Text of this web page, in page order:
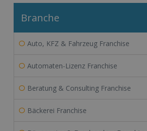
Branche
Auto, KFZ & Fahrzeug Franchise
Automaten-Lizenz Franchise
Beratung & Consulting Franchise
Bäckerei Franchise